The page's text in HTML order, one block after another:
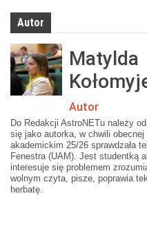
Autor
Matylda
Autor
Do Redakcji AstroNETu należy
się jako autorka, w chwili obecnej
akademickim 25/26 sprawdzała
Fenestra (UAM). Jest studentką
interesuje się problemem
wolnym czyta, pisze, poprawia
herbatę.